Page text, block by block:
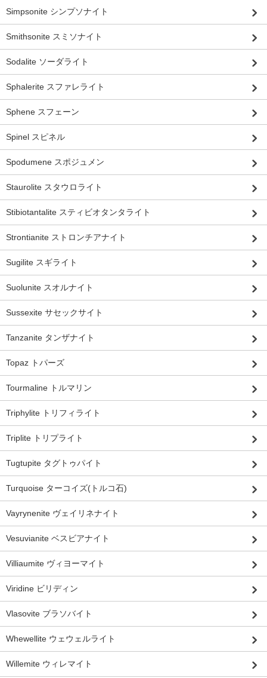
Simpsonite シンプソナイト
Smithsonite スミソナイト
Sodalite ソーダライト
Sphalerite スファレライト
Sphene スフェーン
Spinel スピネル
Spodumene スポジュメン
Staurolite スタウロライト
Stibiotantalite スティビオタンタライト
Strontianite ストロンチアナイト
Sugilite スギライト
Suolunite スオルナイト
Sussexite サセックサイト
Tanzanite タンザナイト
Topaz トパーズ
Tourmaline トルマリン
Triphylite トリフィライト
Triplite トリプライト
Tugtupite タグトゥパイト
Turquoise ターコイズ(トルコ石)
Vayrynenite ヴェイリネナイト
Vesuvianite ベスビアナイト
Villiaumite ヴィヨーマイト
Viridine ビリディン
Vlasovite ブラソバイト
Whewellite ウェウェルライト
Willemite ウィレマイト